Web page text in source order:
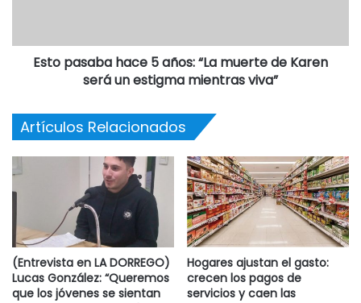
Esto pasaba hace 5 años: “La muerte de Karen
será un estigma mientras viva”
Artículos Relacionados
(Entrevista en LA DORREGO)
Lucas González: “Queremos
que los jóvenes se sientan
Hogares ajustan el gasto:
crecen los pagos de
servicios y caen las